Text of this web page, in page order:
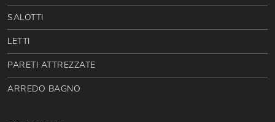
SALOTTI
LETTI
PARETI ATTREZZATE
ARREDO BAGNO